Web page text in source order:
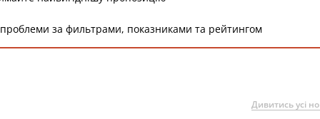
за фильтрами, показниками та рейтингом
Дивитись усі